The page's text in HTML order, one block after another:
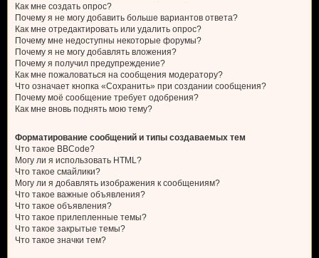
Как мне создать опрос?
Почему я не могу добавить больше вариантов ответа?
Как мне отредактировать или удалить опрос?
Почему мне недоступны некоторые форумы?
Почему я не могу добавлять вложения?
Почему я получил предупреждение?
Как мне пожаловаться на сообщения модератору?
Что означает кнопка «Сохранить» при создании сообщения?
Почему моё сообщение требует одобрения?
Как мне вновь поднять мою тему?
Форматирование сообщений и типы создаваемых тем
Что такое BBCode?
Могу ли я использовать HTML?
Что такое смайлики?
Могу ли я добавлять изображения к сообщениям?
Что такое важные объявления?
Что такое объявления?
Что такое прилепленные темы?
Что такое закрытые темы?
Что такое значки тем?